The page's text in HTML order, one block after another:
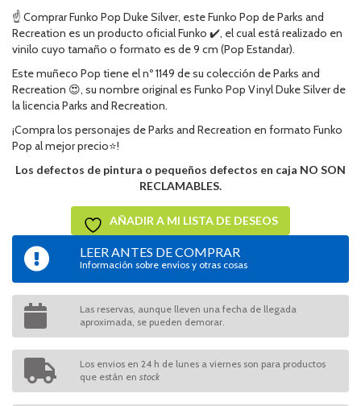
☝ Comprar Funko Pop Duke Silver, este Funko Pop de Parks and
Recreation es un producto oficial Funko ✔️, el cual está realizado en
vinilo cuyo tamaño o formato es de 9 cm (Pop Estandar).
Este muñeco Pop tiene el nº 1149 de su colección de Parks and
Recreation 😍, su nombre original es Funko Pop Vinyl Duke Silver de
la licencia Parks and Recreation.
¡Compra los personajes de Parks and Recreation en formato Funko
Pop al mejor precio⭐!
Los defectos de pintura o pequeños defectos en caja NO SON
RECLAMABLES.
AÑADIR A MI LISTA DE DESEOS
LEER ANTES DE COMPRAR
Información sobre envíos y otras cosas
Las reservas, aunque lleven una fecha de llegada
aproximada, se pueden demorar.
Los envios en 24 h de lunes a viernes son para productos
que están en stock